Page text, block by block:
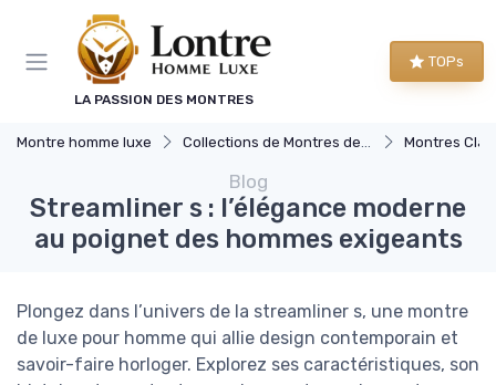
LA PASSION DES MONTRES
TOPs
Montre homme luxe Collections de Montres de Luxe Montres
Blog
Streamliner s : l’élégance moderne
au poignet des hommes exigeants
Plongez dans l’univers de la streamliner s, une montre
de luxe pour homme qui allie design contemporain et
savoir-faire horloger. Explorez ses caractéristiques, son
Panneau de gestion des cookies